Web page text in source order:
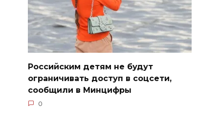
Российским детям не будут
ограничивать доступ в соцсети,
сообщили в Минцифры
0